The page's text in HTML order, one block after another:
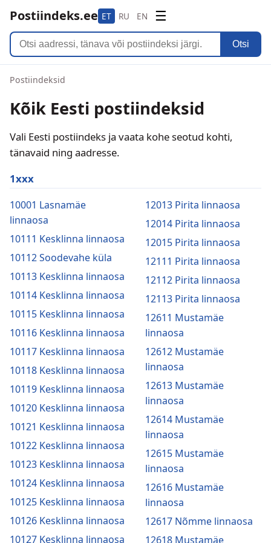
Postiindeks.ee ET RU EN ☰
Otsi
Postiindeksid
Kõik Eesti postiindeksid
Vali Eesti postiindeks ja vaata kohe seotud kohti,
tänavaid ning aadresse.
1xxx
10001 Lasnamäe
linnaosa
10111 Kesklinna linnaosa
10112 Soodevahe küla
10113 Kesklinna linnaosa
10114 Kesklinna linnaosa
10115 Kesklinna linnaosa
10116 Kesklinna linnaosa
10117 Kesklinna linnaosa
10118 Kesklinna linnaosa
10119 Kesklinna linnaosa
10120 Kesklinna linnaosa
10121 Kesklinna linnaosa
10122 Kesklinna linnaosa
10123 Kesklinna linnaosa
10124 Kesklinna linnaosa
10125 Kesklinna linnaosa
10126 Kesklinna linnaosa
10127 Kesklinna linnaosa
12013 Pirita linnaosa
12014 Pirita linnaosa
12015 Pirita linnaosa
12111 Pirita linnaosa
12112 Pirita linnaosa
12113 Pirita linnaosa
12611 Mustamäe
linnaosa
12612 Mustamäe
linnaosa
12613 Mustamäe
linnaosa
12614 Mustamäe
linnaosa
12615 Mustamäe
linnaosa
12616 Mustamäe
linnaosa
12617 Nõmme linnaosa
12618 Mustamäe